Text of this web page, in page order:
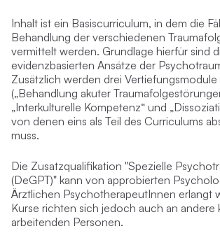
Inhalt ist ein Basiscurriculum, in dem die
Behandlung der verschiedenen
vermittelt werden. Grundlage hierfür sind
evidenzbasierten Ansätze der
Zusätzlich werden drei
(„Behandlung akuter
„Interkulturelle Kompetenz“ und
von denen eins als Teil des Curriculums
muss.
Die Zusatzqualifikation "Spezielle
(DeGPT)" kann von approbierten
Ärztlichen PsychotherapeutInnen erlangt
Kurse richten sich jedoch auch an andere
arbeitenden Personen.